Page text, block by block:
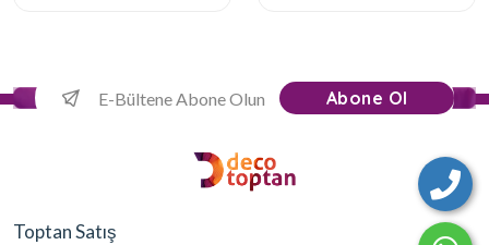
Abone Ol
Toptan Satış